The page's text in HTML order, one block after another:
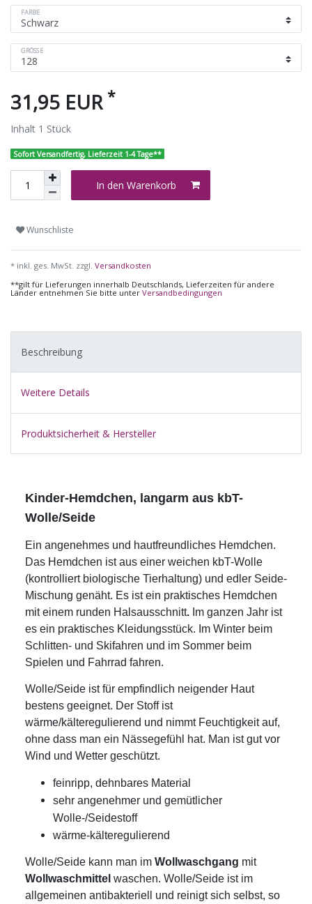
FARBE
GRÖSSE
31,95 EUR *
Inhalt 1 Stück
Sofort Versandfertig, Lieferzeit 1-4 Tage**
In den Warenkorb
Wunschliste
* inkl. ges. MwSt. zzgl. Versandkosten
**gilt für Lieferungen innerhalb Deutschlands, Lieferzeiten für andere
Länder entnehmen Sie bitte unter Versandbedingungen
Beschreibung
Weitere Details
Produktsicherheit & Hersteller
Kinder-Hemdchen, langarm aus kbT-
Wolle/Seide
Ein angenehmes und hautfreundliches Hemdchen.
Das Hemdchen ist aus einer weichen kbT-Wolle
(kontrolliert biologische Tierhaltung) und edler Seide-
Mischung genäht. Es ist ein praktisches Hemdchen
mit einem runden Halsausschnitt. Im ganzen Jahr ist
es ein praktisches Kleidungsstück. Im Winter beim
Schlitten- und Skifahren und im Sommer beim
Spielen und Fahrrad fahren.
Wolle/Seide ist für empfindlich neigender Haut
bestens geeignet. Der Stoff ist
wärme/kälteregulierend und nimmt Feuchtigkeit auf,
ohne dass man ein Nässegefühl hat. Man ist gut vor
Wind und Wetter geschützt.
feinripp, dehnbares Material
sehr angenehmer und gemütlicher
Wolle-/Seidestoff
wärme-kälteregulierend
Wolle/Seide kann man im Wollwaschgang mit
Wollwaschmittel waschen. Wolle/Seide ist im
allgemeinen antibakteriell und reinigt sich selbst, so